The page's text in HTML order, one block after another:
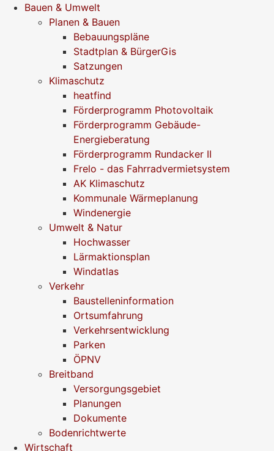
Bauen & Umwelt
Planen & Bauen
Bebauungspläne
Stadtplan & BürgerGis
Satzungen
Klimaschutz
heatfind
Förderprogramm Photovoltaik
Förderprogramm Gebäude-
Energieberatung
Förderprogramm Rundacker II
Frelo - das Fahrradvermietsystem
AK Klimaschutz
Kommunale Wärmeplanung
Windenergie
Umwelt & Natur
Hochwasser
Lärmaktionsplan
Windatlas
Verkehr
Baustelleninformation
Ortsumfahrung
Verkehrsentwicklung
Parken
ÖPNV
Breitband
Versorgungsgebiet
Planungen
Dokumente
Bodenrichtwerte
Wirtschaft